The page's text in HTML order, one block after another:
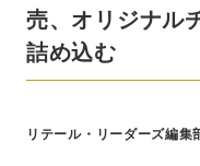
売、オリジナル
詰め込む
リテール・リーダーズ編集